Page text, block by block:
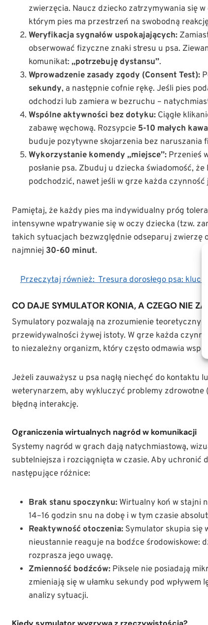
zwierzęcia. Naucz dziecko zatrzymywania się w
którym pies ma przestrzeń na swobodną
Weryfikacja sygnałów uspokajających:
obserwować fizyczne znaki stresu u psa.
komunikat: „potrzebuję dystansu”.
Wprowadzenie zasady zgody (Consent Test):
sekundy, a następnie cofnie rękę. Jeśli pies
odchodzi lub zamiera w bezruchu –
Wspólne aktywności bez dotyku: Ciągłe
zabawę węchową. Rozsypcie 5-10 małych
buduje pozytywne skojarzenia bez naruszania
Wykorzystanie komendy „miejsce”: Przenieś
posłanie psa. Zbuduj u dziecka świadomość, że
podchodzić, nawet jeśli w grze każda
Pamiętaj, że każdy pies ma indywidualny próg
intensywne wpatrywanie się w oczy dziecka (tzw.
takich sytuacjach bezwzględnie odseparuj zwierzę
najmniej 30-60 minut.
Przeczytaj również: Tresura dorosłego psa:
CO DAJE SYMULATOR KONIA, A CZEGO NIE
Symulatory pozwalają na zrozumienie
przewidywalności żywej istoty. W grze każda
to niezależny organizm, który często odmawia
Jeżeli zauważysz u psa nagłą niechęć do kontaktu
weterynarzem, aby wykluczyć problemy zdrowotne
błędną interakcję.
Ograniczenia wirtualnych nagród w komunikacji
Systemy nagród w grach dają natychmiastową,
subtelniejsza i rozciągnięta w czasie. Aby uchronić
następujące różnice:
Brak stanu spoczynku: Wirtualny koń w stajni
14–16 godzin snu na dobę i w tym czasie
Reaktywność otoczenia: Symulator skupia się
nieustannie reaguje na bodźce środowiskowe:
rozprasza jego uwagę.
Zmienność bodźców: Piksele nie posiadają
zmieniają się w ułamku sekundy pod
analizy sytuacji.